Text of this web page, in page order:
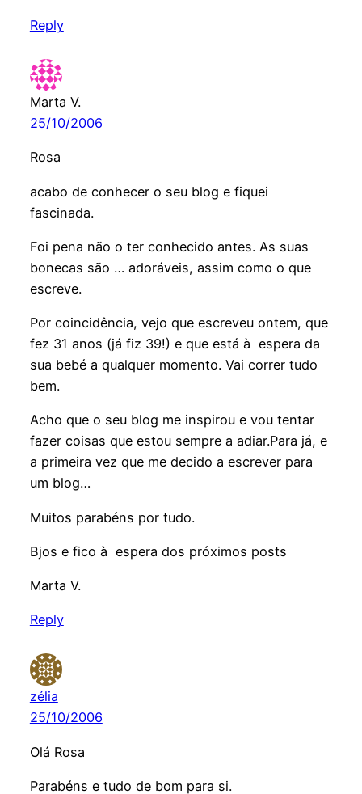
Reply
Marta V.
25/10/2006
Rosa
acabo de conhecer o seu blog e fiquei
fascinada.
Foi pena não o ter conhecido antes. As suas
bonecas são … adoráveis, assim como o que
escreve.
Por coincidência, vejo que escreveu ontem, que
fez 31 anos (já fiz 39!) e que está à espera da
sua bebé a qualquer momento. Vai correr tudo
bem.
Acho que o seu blog me inspirou e vou tentar
fazer coisas que estou sempre a adiar.Para já, e
a primeira vez que me decido a escrever para
um blog…
Muitos parabéns por tudo.
Bjos e fico à espera dos próximos posts
Marta V.
Reply
zélia
25/10/2006
Olá Rosa
Parabéns e tudo de bom para si.